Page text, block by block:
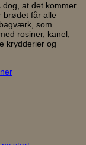
dog, at det kommer
brødet får alle
som
rosiner, kanel,
krydderier og